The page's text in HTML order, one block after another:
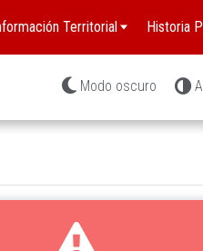
Territorial Historia
Modo oscuro